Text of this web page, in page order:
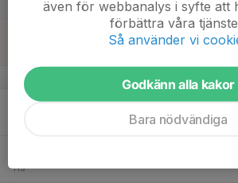
v.17
Tis
även för webbanalys i syfte att
förbättra våra
Så använder vi
Godkänn alla kakor
Bara nödvändiga